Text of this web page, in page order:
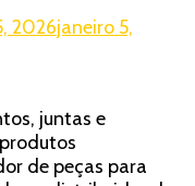
2026janeiro 5,
juntas e
de peças para